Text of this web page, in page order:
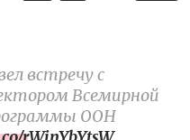
встречу с
Всемирной
ООН